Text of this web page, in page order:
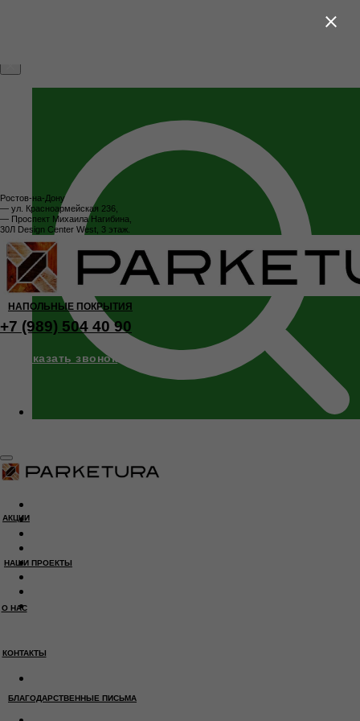
согласие на
ОТЗЫВЫ
Ростов-на-Дону
— ул. Красноармейская 236,
— Проспект Михаила Нагибина,
30Л Design Center West, 3 этаж.
НАПОЛЬНЫЕ ПОКРЫТИЯ
+7 (989) 504 40 90
Заказать звонок
АКЦИИ
НАШИ ПРОЕКТЫ
О НАС
КОНТАКТЫ
БЛАГОДАРСТВЕННЫЕ ПИСЬМА